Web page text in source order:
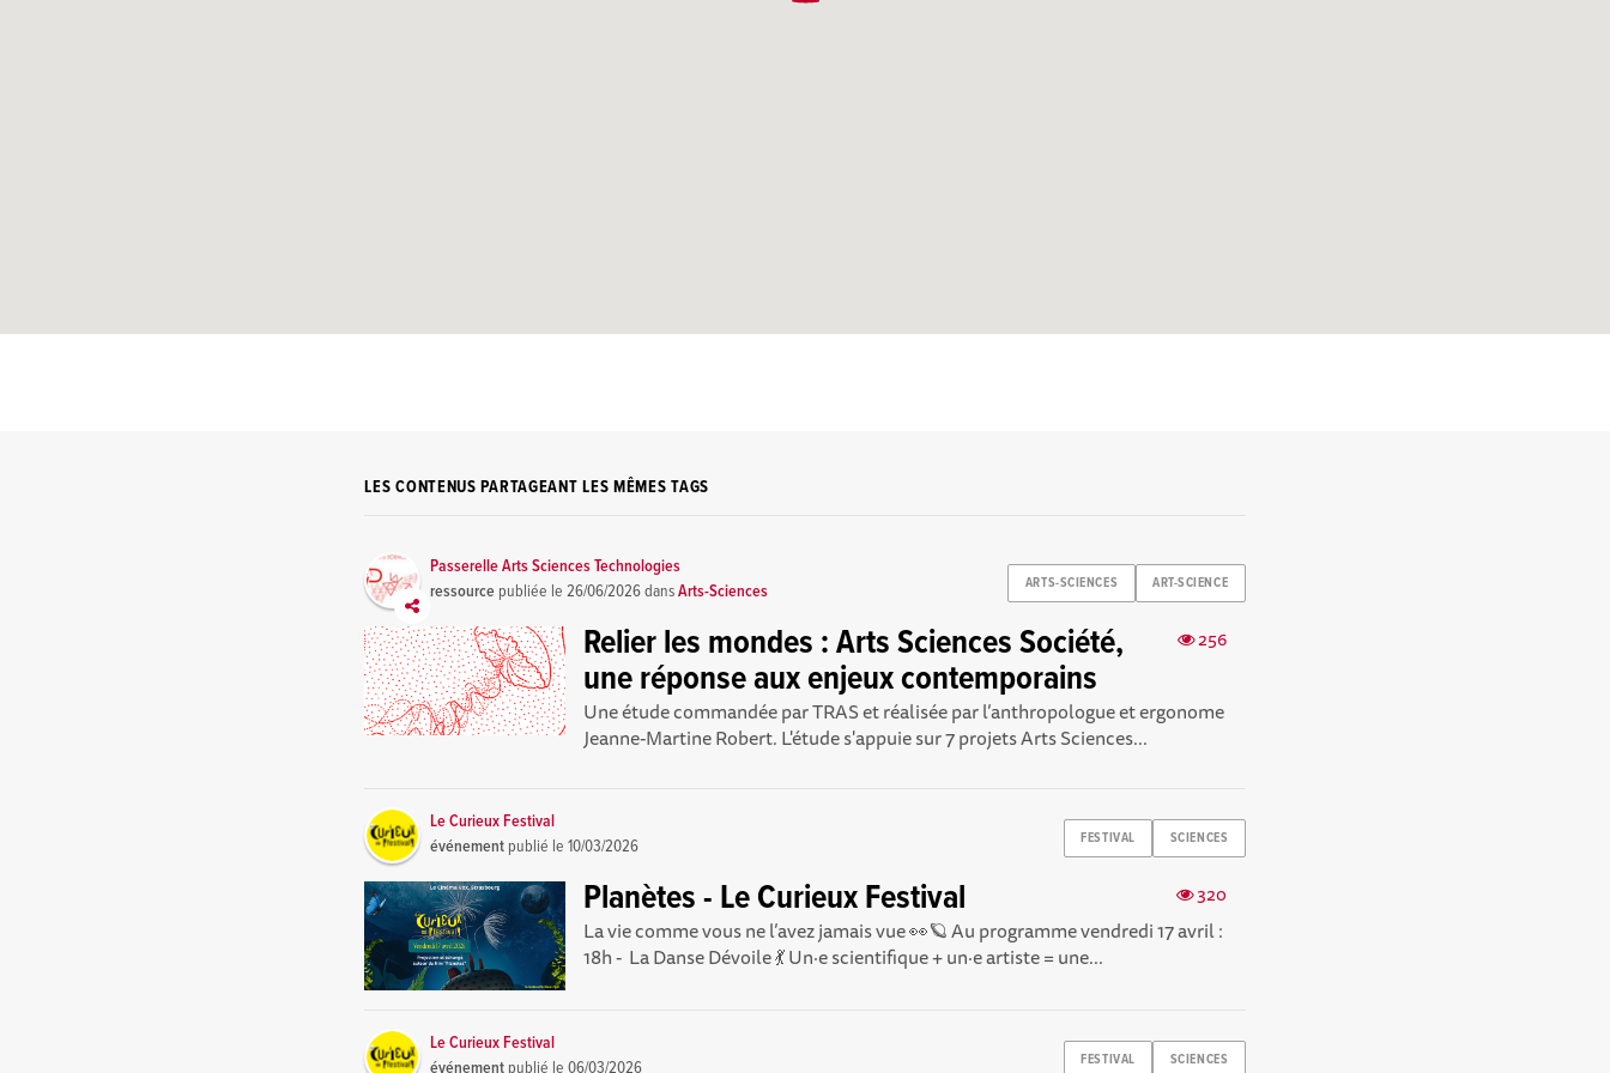
LES CONTENUS PARTAGEANT LES MÊMES TAGS
ARTS-SCIENCES ART-SCIENCE
Passerelle Arts Sciences Technologies
ressource publiée le26/06/2026dansArts-Sciences
256
Relier les mondes : Arts Sciences Société,
une réponse aux enjeux contemporains
Une étude commandée par TRAS et réalisée par l’anthropologue et ergonome
Jeanne-Martine Robert. L'étude s'appuie sur 7 projets Arts Sciences...
FESTIVAL SCIENCES
Le Curieux Festival
événement publié le10/03/2026
320
Planètes - Le Curieux Festival
La vie comme vous ne l’avez jamais vue 👀🪐 Au programme vendredi 17 avril :
18h - La Danse Dévoile 💃 Un·e scientifique + un·e artiste = une...
FESTIVAL SCIENCES
Le Curieux Festival
événement publié le06/03/2026